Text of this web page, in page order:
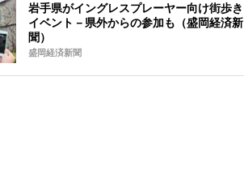
岩手県がイングレスプレーヤー向け街歩き
イベント－県外からの参加も（盛岡経済新
聞）
盛岡経済新聞